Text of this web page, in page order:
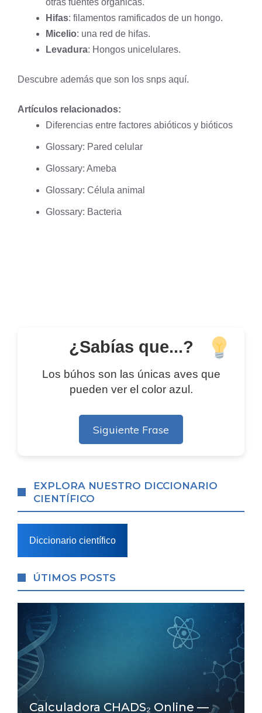
otras fuentes orgánicas.
Hifas: filamentos ramificados de un hongo.
Micelio: una red de hifas.
Levadura: Hongos unicelulares.
Descubre además que son los snps aquí.
Artículos relacionados:
Diferencias entre factores abióticos y bióticos
Glossary: Pared celular
Glossary: Ameba
Glossary: Célula animal
Glossary: Bacteria
¿Sabías que...?
Los búhos son las únicas aves que
pueden ver el color azul.
Siguiente Frase
EXPLORA NUESTRO DICCIONARIO
CIENTÍFICO
Diccionario científico
ÚTIMOS POSTS
Calculadora CHADS₂ Online —